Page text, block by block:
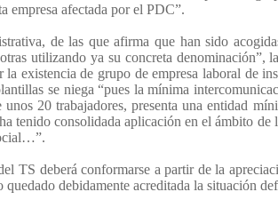
empresa afectada por el PDC”.
de las que afirma que han sido
utilizando ya su concreta denominación”,
existencia de grupo de empresa laboral de
se niega “pues la mínima
20 trabajadores, presenta una entidad
tenido consolidada aplicación en el ámbito
TS deberá conformarse a partir de la
debidamente acreditada la situación